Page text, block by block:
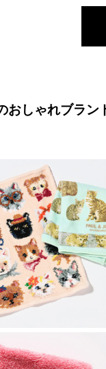
おしゃれブラン